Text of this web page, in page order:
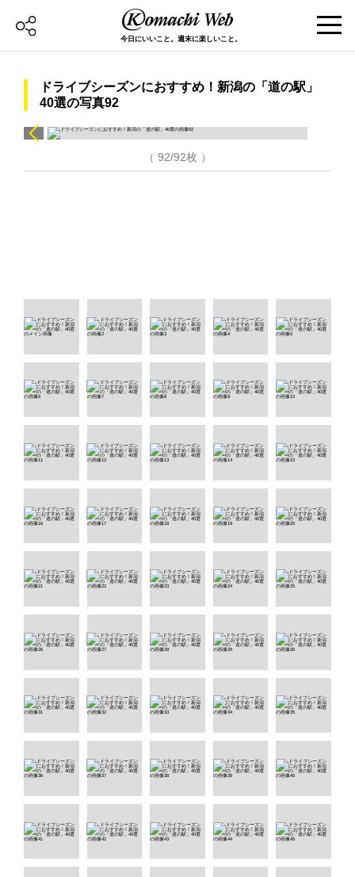
今日にいいこと。週末に楽しいこと。
ドライブシーズンにおすすめ！新潟の「道の駅」
40選の写真92
（ 92/92枚 ）